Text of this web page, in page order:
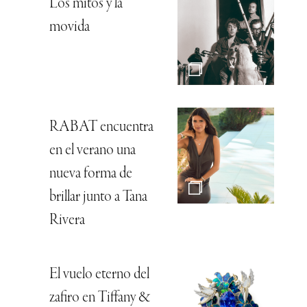
Los mitos y la
movida
RABAT encuentra
en el verano una
nueva forma de
brillar junto a Tana
Rivera
El vuelo eterno del
zafiro en Tiffany &